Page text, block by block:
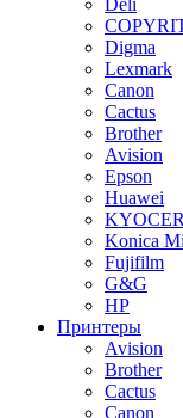
Deli
Digma
Lexmark
Canon
Cactus
Brother
Avision
Epson
Huawei
Konica
Fujifilm
G&G
HP
Принтеры
Avision
Brother
Cactus
Canon